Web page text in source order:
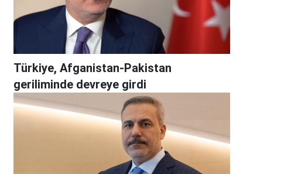
Türkiye, Afganistan-Pakistan
geriliminde devreye girdi